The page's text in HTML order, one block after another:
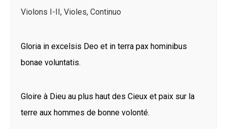
Violons I-II, Violes, Continuo
Gloria in excelsis Deo et in terra pax hominibus
bonae voluntatis.
Gloire à Dieu au plus haut des Cieux et paix sur la
terre aux hommes de bonne volonté.